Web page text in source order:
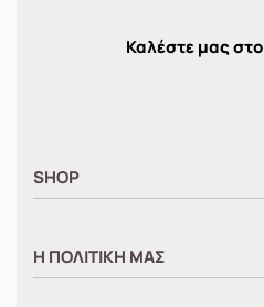
Καλέστε μας στο
SHOP
ΓΥΝΑΙΚΕΙΑ
Η ΠΟΛΙΤΙΚΗ ΜΑΣ